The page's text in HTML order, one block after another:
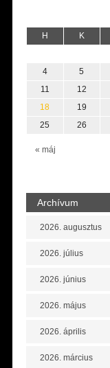
H K
« máj
4
5
11
12
18
19
25
26
Archívum
2026. augusztus
2026. július
2026. június
2026. május
2026. április
2026. március